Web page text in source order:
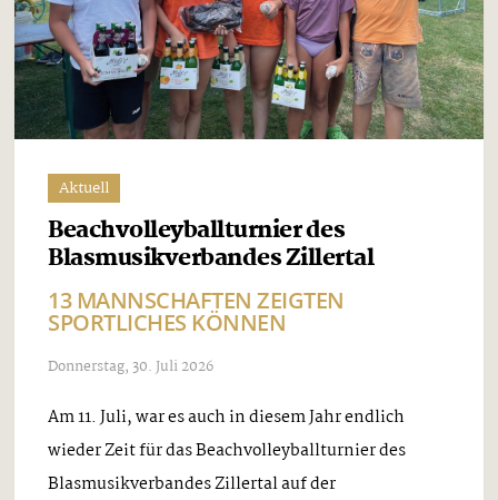
Aktuell
Beachvolleyballturnier des
Blasmusikverbandes Zillertal
13 MANNSCHAFTEN ZEIGTEN
SPORTLICHES KÖNNEN
Donnerstag, 30. Juli 2026
Am 11. Juli, war es auch in diesem Jahr endlich
wieder Zeit für das Beachvolleyballturnier des
Blasmusikverbandes Zillertal auf der